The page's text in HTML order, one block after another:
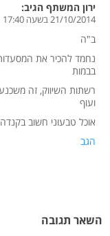
ירון המשתף הגיב:
21/10/2014 בשעה 17:40
ב"ה
נחמד להכיר את
בבמות
רשתות השיווק, זה
ועוף
אוכל טבעוני חשוב
הגב
השאר תגובה